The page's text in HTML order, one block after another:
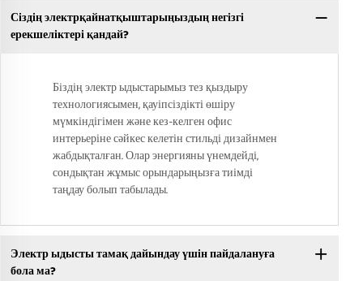
Сіздің электрқайнатқыштарыңыздың негізгі
ерекшеліктері қандай?
Біздің электр ыдыстарымыз тез қыздыру
технологиясымен, қауіпсіздікті өшіру
мүмкіндігімен және кез-келген офис
интерьеріне сәйкес келетін стильді дизайнмен
жабдықталған. Олар энергияны үнемдейді,
сондықтан жұмыс орындарыңызға тиімді
таңдау болып табылады.
Электр ыдысты тамақ дайындау үшін пайдалануға
бола ма?